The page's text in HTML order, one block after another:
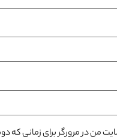
من در مرورگر برای زمانی